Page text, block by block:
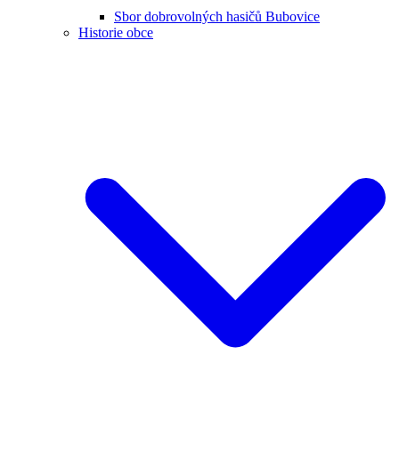
Sbor dobrovolných hasičů Bubovice
Historie obce